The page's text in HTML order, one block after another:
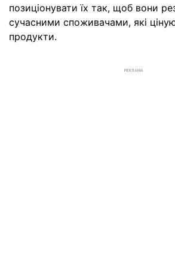
позиціонувати їх так, щоб вони
сучасними споживачами, які
продукти.
РЕКЛАМА